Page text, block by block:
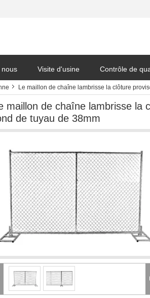
nous Visite d'usine Contrôle de
Le maillon de chaîne lambrisse la clôture
maillon de chaîne lambrisse la
de tuyau de 38mm